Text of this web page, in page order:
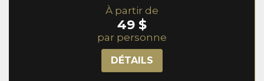
À partir de
49 $
par personne
DÉTAILS